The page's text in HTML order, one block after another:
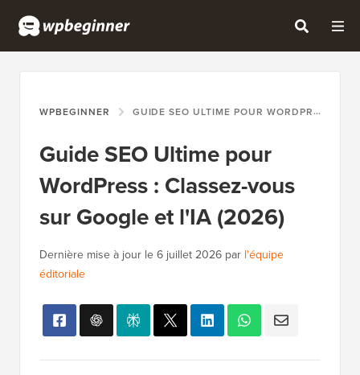
WPBEGINNER GUIDE SEO ULTIME POUR WORDPRESS : CLASSEZ-VOUS SUR GOOGLE ET L'IA (2026)
Guide SEO Ultime pour
WordPress : Classez-vous
sur Google et l'IA (2026)
Dernière mise à jour le6 juillet 2026 par l'équipe
éditoriale